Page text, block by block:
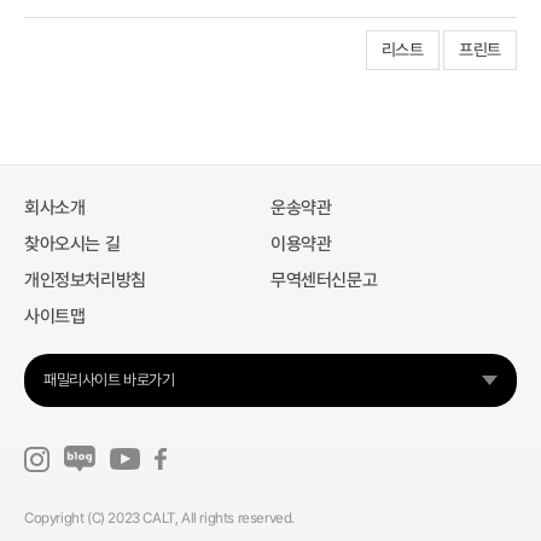
리스트 프린트
회사소개
운송약관
찾아오시는 길
이용약관
개인정보처리방침
무역센터신문고
사이트맵
패밀리사이트 바로가기
Copyright (C) 2023 CALT, All rights reserved.